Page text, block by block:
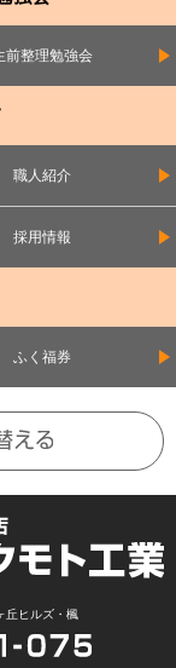
前整理勉強会
職人紹介
採用情報
ふく福券
丘ヒルズ・楓